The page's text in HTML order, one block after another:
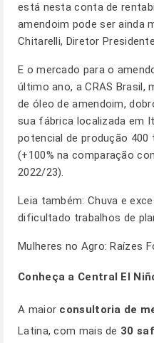
está nesta conta de
amendoim pode ser ainda
Chitarelli, Diretor
E o mercado para o
último ano, a CRAS Brasil,
de óleo de amendoim,
sua fábrica localizada em
potencial de produção
(+100% na comparação
2022/23).
Leia também: Chuva e
dificultado trabalhos de
Mulheres no Agro: Raízes
Conheça a Central El
A maior consultoria de
Latina, com mais de 30